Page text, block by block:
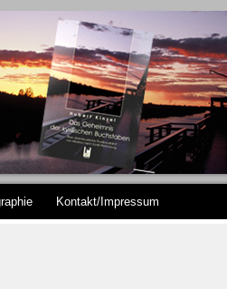
Kontakt/Impressum